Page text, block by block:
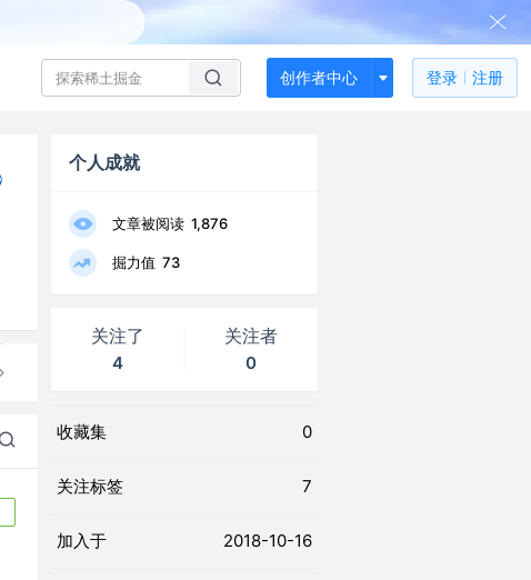
创作者中心 登录 注册
个人成就
文章被阅读 1,876
掘力值 73
关注了
4
关注者
0
收藏集 0
关注标签 7
加入于 2018-10-16